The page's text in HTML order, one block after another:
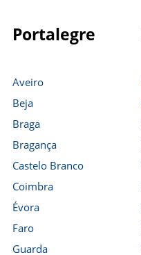
Portalegre
Aveiro
Beja
Braga
Bragança
Castelo Branco
Coimbra
Évora
Faro
Guarda